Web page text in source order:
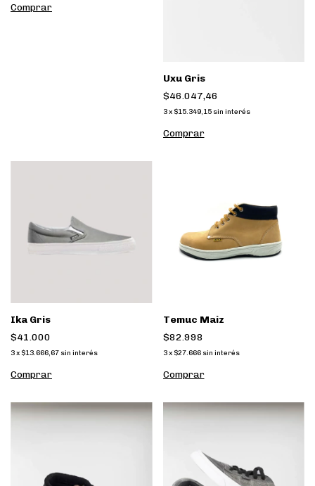
Comprar
Uxu Gris
$46.047,46
3 x $15.349,15 sin interés
Comprar
Ika Gris
$41.000
3x $13.666,67 sin interés
Comprar
Temuc Maiz
$82.998
3 x $27.666 sin interés
Comprar